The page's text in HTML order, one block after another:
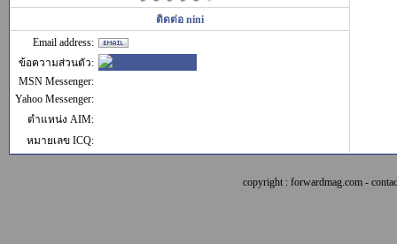
ติดต่อ nini
Email address:
ข้อความส่วนตัว:
MSN Messenger:
Yahoo Messenger:
ตำแหน่ง AIM:
หมายเลข ICQ:
copyright : forwardmag.com -